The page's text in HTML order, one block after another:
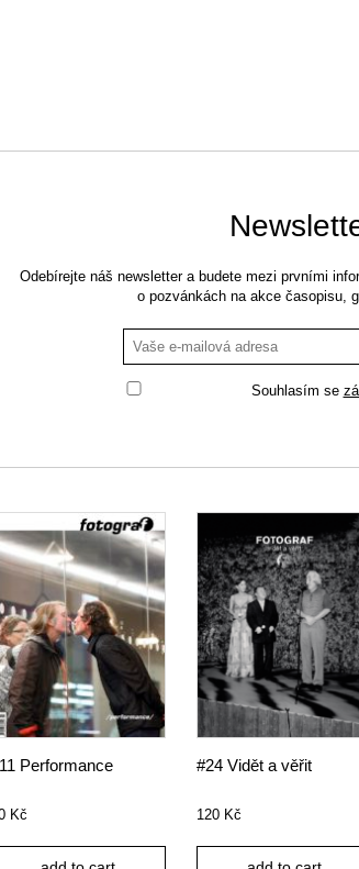
Odebírejte náš newsletter a budete mezi prvními
o pozvánkách na akce časopisu,
Souhlasím se
Performance
Kč
#24 Vidět a věřit
120 Kč